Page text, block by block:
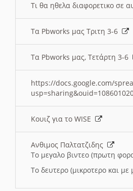
Τι θα ηθελα διαφορετικο σε
Τα Pbworks μας Τριτη 3-6
Τα Pbworks μας, Τετάρτη 3-6
https://docs.google.com/
Κουιζ για το WISE
Ανθιμος Παλτατζιδης
Το μεγαλο βιντεο (πρωτη
Το δευτερο (μικροτερο και